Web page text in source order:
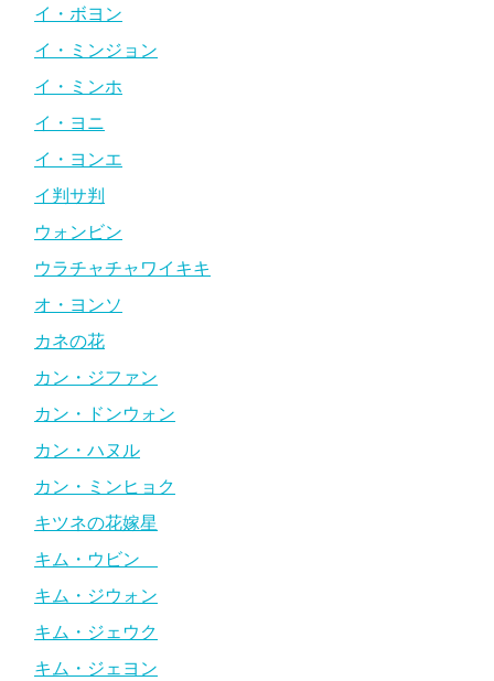
イ・ボヨン
イ・ミンジョン
イ・ミンホ
イ・ヨニ
イ・ヨンエ
イ判サ判
ウォンビン
ウラチャチャワイキキ
オ・ヨンソ
カネの花
カン・ジファン
カン・ドンウォン
カン・ハヌル
カン・ミンヒョク
キツネの花嫁星
キム・ウビン
キム・ジウォン
キム・ジェウク
キム・ジェヨン